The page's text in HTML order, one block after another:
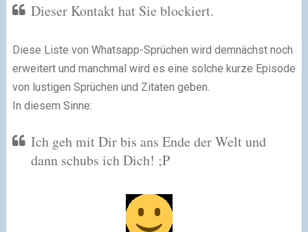
Dieser Kontakt hat Sie blockiert.
Diese Liste von Whatsapp-Sprüchen wird demnächst noch
erweitert und manchmal wird es eine solche kurze Episode
von lustigen Sprüchen und Zitaten geben.
In diesem Sinne:
Ich geh mit Dir bis ans Ende der Welt und
dann schubs ich Dich! ;P